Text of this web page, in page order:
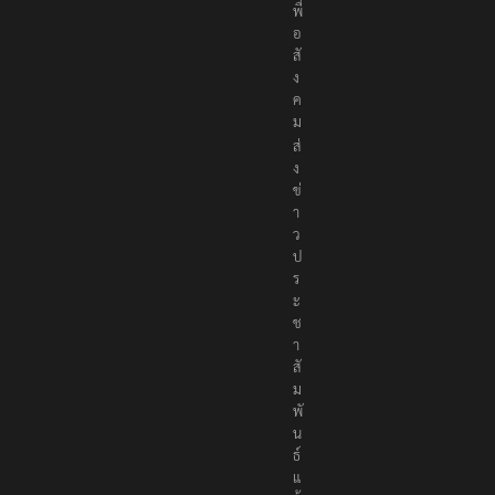
พื่
อ
สั
ง
ค
ม
ส่
ง
ข่
า
ว
ป
ร
ะ
ช
า
สั
ม
พั
น
ธ์
แ